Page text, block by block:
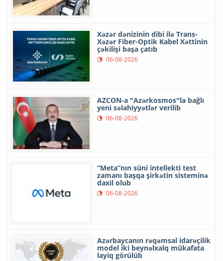
Xəzər dənizinin dibi ilə Trans-
Xəzər Fiber-Optik Kabel Xəttinin
çəkilişi başa çatıb
06-08-2026
AZCON-a "Azərkosmos"la bağlı
yeni səlahiyyətlər verilib
06-08-2026
“Meta”nın süni intellekti test
zamanı başqa şirkətin sisteminə
daxil olub
06-08-2026
Azərbaycanın rəqəmsal idarəçilik
model iki beynəlxalq mükafata
layiq görülüb